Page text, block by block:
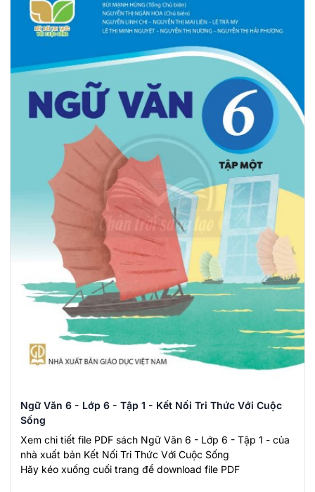
Ngữ Văn 6 - Lớp 6 - Tập 1 - Kết Nối Tri Thức Với Cuộc
Sống
Xem chi tiết file PDF sách Ngữ Văn 6 - Lớp 6 - Tập 1 - của
nhà xuất bản Kết Nối Tri Thức Với Cuộc Sống
Hãy kéo xuống cuối trang để download file PDF